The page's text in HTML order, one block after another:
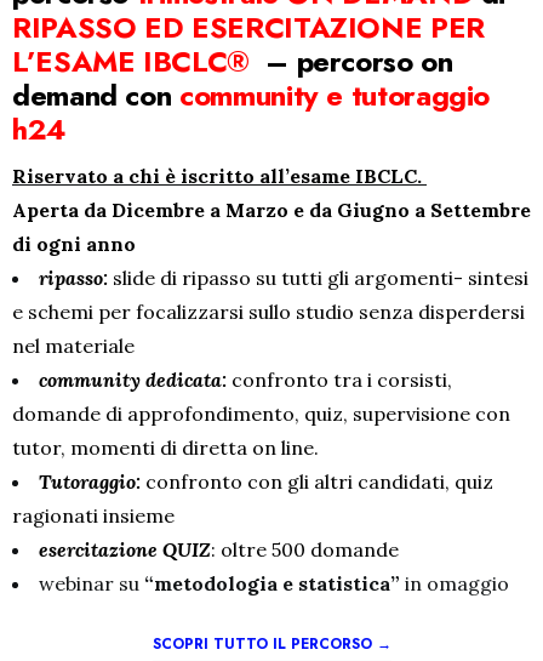
RIPASSO ED ESERCITAZIONE PER
L’ESAME IBCLC® – percorso on
demand con community e tutoraggio
h24
Riservato a chi è iscritto all’esame IBCLC.
Aperta da Dicembre a Marzo e da Giugno a Settembre
di ogni anno
ripasso: slide di ripasso su tutti gli argomenti- sintesi
e schemi per focalizzarsi sullo studio senza disperdersi
nel materiale
community dedicata: confronto tra i corsisti,
domande di approfondimento, quiz, supervisione con
tutor, momenti di diretta on line.
Tutoraggio: confronto con gli altri candidati, quiz
ragionati insieme
esercitazione QUIZ: oltre 500 domande
webinar su “metodologia e statistica” in omaggio
SCOPRI TUTTO IL PERCORSO →